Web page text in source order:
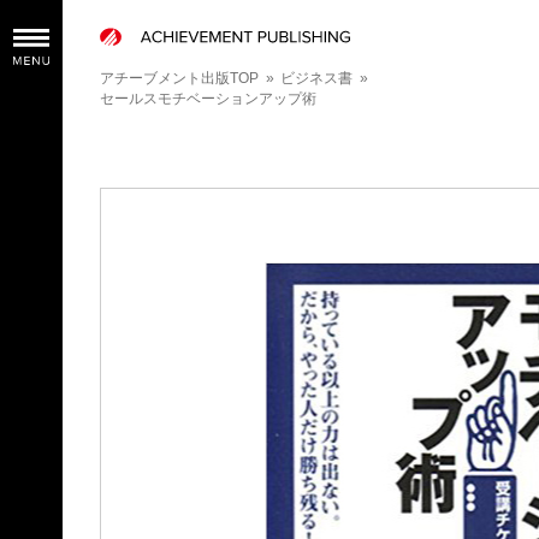
アチーブメント出版TOP» ビジネス書»
セールスモチベーションアップ術